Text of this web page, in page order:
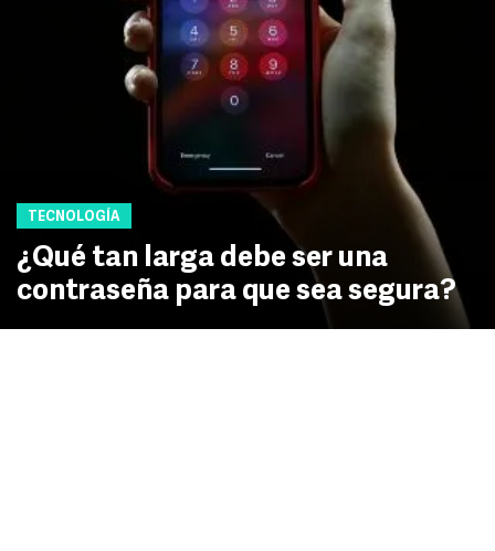
TECNOLOGÍA
¿Qué tan larga debe ser una
contraseña para que sea segura?